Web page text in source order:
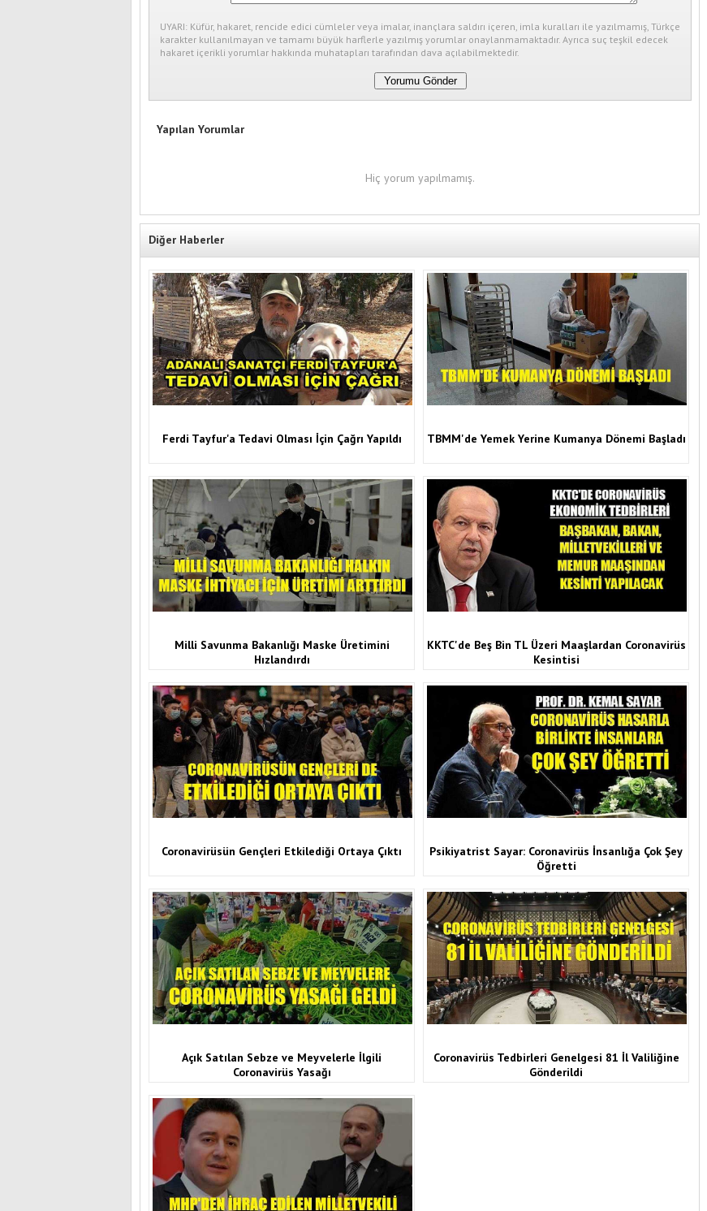
UYARI: Küfür, hakaret, rencide edici cümleler veya imalar, inançlara saldırı içeren, imla kuralları ile yazılmamış, Türkçe
karakter kullanılmayan ve tamamı büyük harflerle yazılmış yorumlar onaylanmamaktadır. Ayrıca suç teşkil edecek
hakaret içerikli yorumlar hakkında muhatapları tarafından dava açılabilmektedir.
Yapılan Yorumlar
Hiç yorum yapılmamış.
Diğer Haberler
Ferdi Tayfur'a Tedavi Olması İçin Çağrı Yapıldı TBMM'de Yemek Yerine Kumanya Dönemi Başladı
Milli Savunma Bakanlığı Maske Üretimini
Hızlandırdı
KKTC'de Beş Bin TL Üzeri Maaşlardan Coronavirüs
Kesintisi
Coronavirüsün Gençleri Etkilediği Ortaya Çıktı
Psikiyatrist Sayar: Coronavirüs İnsanlığa Çok Şey
Öğretti
Açık Satılan Sebze ve Meyvelerle İlgili
Coronavirüs Yasağı
Coronavirüs Tedbirleri Genelgesi 81 İl Valiliğine
Gönderildi